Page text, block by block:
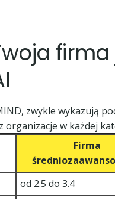
zwykle wykazują
w każdej
Firma
od 2.5 do 3.4